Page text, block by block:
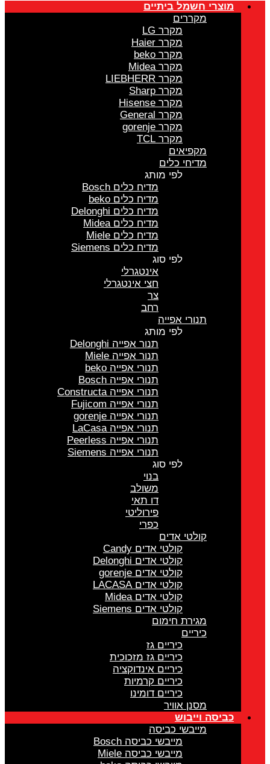
מוצרי חשמל ביתיים
מקררים
מקרר LG
מקרר Haier
מקרר beko
מקרר Midea
מקרר LIEBHERR
מקרר Sharp
מקרר Hisense
מקרר General
מקרר gorenje
מקרר TCL
מקפיאים
מדיחי כלים
לפי מותג
מדיח כלים Bosch
מדיח כלים beko
מדיח כלים Delonghi
מדיח כלים Midea
מדיח כלים Miele
מדיח כלים Siemens
לפי סוג
אינטגרלי
חצי אינטגרלי
צר
רחב
תנורי אפייה
לפי מותג
תנור אפייה Delonghi
תנור אפייה Miele
תנורי אפייה beko
תנורי אפייה Bosch
תנורי אפייה Constructa
תנורי אפייה Fujicom
תנורי אפייה gorenje
תנורי אפייה LaCasa
תנורי אפייה Peerless
תנורי אפייה Siemens
לפי סוג
בנוי
משולב
דו תאי
פירוליטי
כפרי
קולטי אדים
קולטי אדים Candy
קולטי אדים Delonghi
קולטי אדים gorenje
קולטי אדים LACASA
קולטי אדים Midea
קולטי אדים Siemens
מגירת חימום
כיריים
כיריים גז
כיריים גז מזכוכית
כיריים אינדוקציה
כיריים קרמיות
כיריים דומינו
מסנן אוויר
כביסה וייבוש
מייבשי כביסה
מייבשי כביסה Bosch
מייבשי כביסה Miele